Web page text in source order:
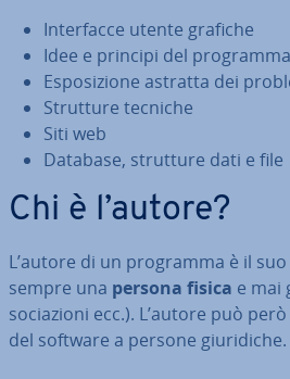
In­ter­fac­ce utente grafiche
Idee e principi del programma
Espo­si­zio­ne astratta dei
Strutture tecniche
Siti web
Database, strutture dati e file
Chi è l’autore?
L’autore di un programma è il suo
sempre una persona fisica e mai
so­cia­zio­ni ecc.). L’autore può
del software a persone giu­ri­di­che.